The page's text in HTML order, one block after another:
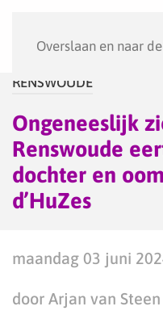
Overslaan en naar
RENSWOUDE
Ongeneeslijk
Renswoude
dochter en
d’HuZes
maandag 03 juni
door Arjan van Steen